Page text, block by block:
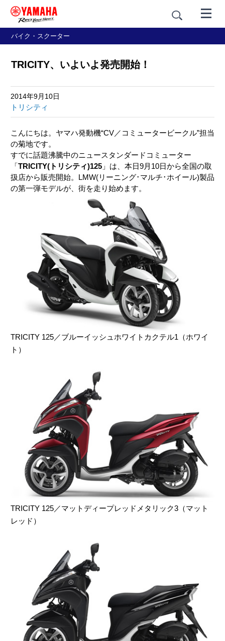
バイク・スクーター
TRICITY、いよいよ発売開始！
2014年9月10日
トリシティ
こんにちは。ヤマハ発動機“CV／コミュータービークル”担当
の菊地です。
すでに話題沸騰中のニュースタンダードコミューター
「TRICITY(トリシティ)125 」は、本日9月10日から全国の取
扱店から販売開始。LMW(リーニング･マルチ･ホイール)製品
の第一弾モデルが、街を走り始めます。
TRICITY 125／ブルーイッシュホワイトカクテル1（ホワイ
ト）
TRICITY 125／マットディープレッドメタリック3（マット
レッド）